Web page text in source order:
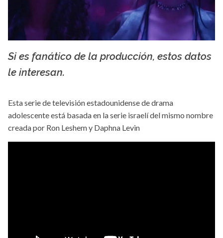
Si es fanático de la producción, estos datos
le interesan.
Esta serie de televisión estadounidense de drama
adolescente está basada en la serie israelí del mismo nombre
creada por Ron Leshem y Daphna Levin